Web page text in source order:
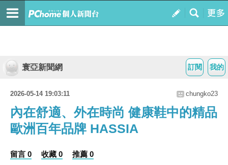
我的
訂閱
寰亞新聞網
2026-05-14 19:03:11 chungko23
內在舒適、外在時尚 健康鞋中的精品
歐洲百年品牌 HASSIA
留言 0 收藏 0 推薦 0